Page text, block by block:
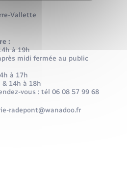
Vallette
:
à 19h
midi fermée au public
à 17h
14h à 18h
vous : tél 06 08 57 99 68
radepont@wanadoo.fr